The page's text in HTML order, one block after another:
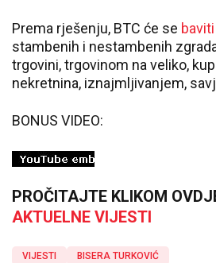
Prema rješenju, BTC će se baviti
stambenih i nestambenih
trgovini, trgovinom na veliko,
nekretnina, iznajmljivanjem,
BONUS VIDEO:
PROČITAJTE KLIKOM
AKTUELNE VIJESTI
VIJESTI BISERA TURKOVIĆ